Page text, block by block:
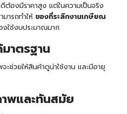
ต้องมีราคาสูง แต่ในความเป็นจริง
มารถทำให้ ของที่ระลึกงานเกษียณ
ใช้งบประมาณมาก
าตรฐาน
ช่วยให้สินค้าดูน่าใช้งาน และมีอายุ
พและทันสมัย